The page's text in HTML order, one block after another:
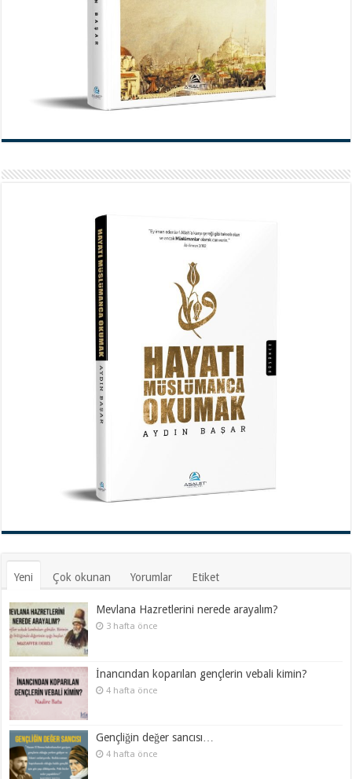
Yeni Çok okunan Yorumlar Etiket
Mevlana Hazretlerini nerede arayalım?
3 hafta önce
İnancından koparılan gençlerin vebali kimin?
4 hafta önce
Gençliğin değer sancısı…
4 hafta önce